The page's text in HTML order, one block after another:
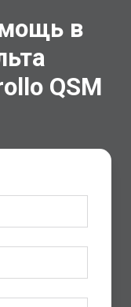
в
QSM